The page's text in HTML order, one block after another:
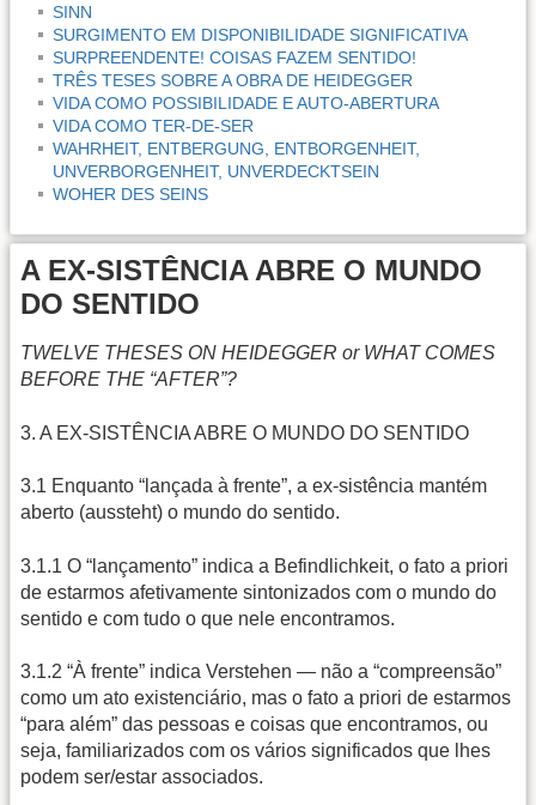
SINN
SURGIMENTO EM DISPONIBILIDADE SIGNIFICATIVA
SURPREENDENTE! COISAS FAZEM SENTIDO!
TRÊS TESES SOBRE A OBRA DE HEIDEGGER
VIDA COMO POSSIBILIDADE E AUTO-ABERTURA
VIDA COMO TER-DE-SER
WAHRHEIT, ENTBERGUNG, ENTBORGENHEIT,
UNVERBORGENHEIT, UNVERDECKTSEIN
WOHER DES SEINS
A EX-SISTÊNCIA ABRE O MUNDO
DO SENTIDO
TWELVE THESES ON HEIDEGGER or WHAT COMES
BEFORE THE “AFTER”?
3. A EX-SISTÊNCIA ABRE O MUNDO DO SENTIDO
3.1 Enquanto “lançada à frente”, a ex-sistência mantém
aberto (aussteht) o mundo do sentido.
3.1.1 O “lançamento” indica a Befindlichkeit, o fato a priori
de estarmos afetivamente sintonizados com o mundo do
sentido e com tudo o que nele encontramos.
3.1.2 “À frente” indica Verstehen — não a “compreensão”
como um ato existenciário, mas o fato a priori de estarmos
“para além” das pessoas e coisas que encontramos, ou
seja, familiarizados com os vários significados que lhes
podem ser/estar associados.